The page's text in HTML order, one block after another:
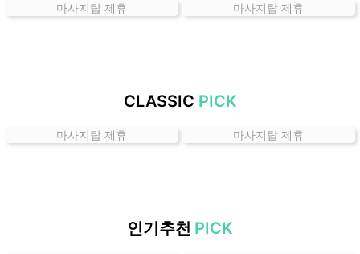
동
곳
마사지탑 제휴 마사지탑 제휴
CLASSIC PICK
마사지탑 제휴 마사지탑 제휴
인기추천 PICK